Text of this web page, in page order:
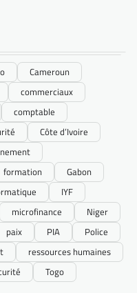
Cameroun
commerciaux
comptable
Côte d’Ivoire
formation
Gabon
IYF
microfinance
Niger
paix PIA
Police
ressources humaines
Togo